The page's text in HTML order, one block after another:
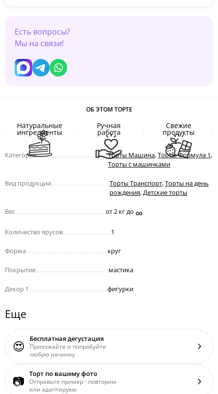
Есть вопросы?
Мы на связи!
ОБ ЭТОМ ТОРТЕ
Натуральные
ингредиенты
Ручная
работа
Свежие
продукты
Категория.................................................Торты Машина,Торты Формула 1,
Торты с машинками
Вид продукции Торты Транспорт,Торты на день
рождения, Детские торты
Вес от 2 кг до ∞
Количество ярусов 1
Форма круг
Покрытие мастика
Декор 1 фигурки
Еще
😍 Бесплатная дегустация
Приезжайте и попробуйте
любую начинку
📷 Торт по вашему фото
Отправьте пример - повторим
или адаптируем